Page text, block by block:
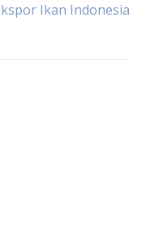
Ikan Indonesia